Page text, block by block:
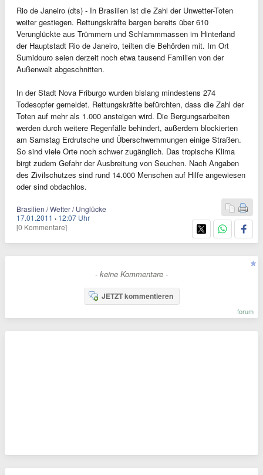
Rio de Janeiro (dts) - In Brasilien ist die Zahl der Unwetter-Toten
weiter gestiegen. Rettungskräfte bargen bereits über 610
Verunglückte aus Trümmern und Schlammmassen im Hinterland
der Hauptstadt Rio de Janeiro, teilten die Behörden mit. Im Ort
Sumidouro seien derzeit noch etwa tausend Familien von der
Außenwelt abgeschnitten.
In der Stadt Nova Friburgo wurden bislang mindestens 274
Todesopfer gemeldet. Rettungskräfte befürchten, dass die Zahl der
Toten auf mehr als 1.000 ansteigen wird. Die Bergungsarbeiten
werden durch weitere Regenfälle behindert, außerdem blockierten
am Samstag Erdrutsche und Überschwemmungen einige Straßen.
So sind viele Orte noch schwer zugänglich. Das tropische Klima
birgt zudem Gefahr der Ausbreitung von Seuchen. Nach Angaben
des Zivilschutzes sind rund 14.000 Menschen auf Hilfe angewiesen
oder sind obdachlos.
Brasilien / Wetter / Unglücke
17.01.2011 · 12:07 Uhr
[0 Kommentare]
- keine Kommentare -
JETZT kommentieren
forum